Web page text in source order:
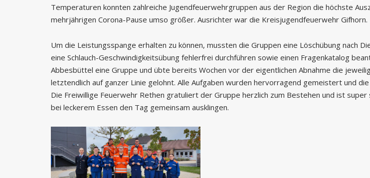
Temperaturen konnten zahlreiche Jugendfeuerwehrgruppen aus der Region die höchste
mehrjährigen Corona-Pause umso größer. Ausrichter war die Kreisjugendfeuerwehr Gifhorn.
Um die Leistungsspange erhalten zu können, mussten die Gruppen eine Löschübung nach
eine Schlauch-Geschwindigkeitsübung fehlerfrei durchführen sowie einen Fragenkatalog
Abbesbüttel eine Gruppe und übte bereits Wochen vor der eigentlichen Abnahme die
letztendlich auf ganzer Linie gelohnt. Alle Aufgaben wurden hervorragend gemeistert und
Die Freiwillige Feuerwehr Rethen gratuliert der Gruppe herzlich zum Bestehen und ist
bei leckerem Essen den Tag gemeinsam ausklingen.